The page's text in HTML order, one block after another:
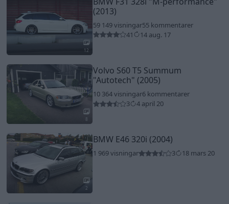
12
(2013)
59 149 visningar55 kommentarer
41
14 aug. 17
8
Volvo S60 T5 Summum
"Autotech" (2005)
10 364 visningar6 kommentarer
3
4 april 20
2
BMW E46 320i (2004)
1 969 visningar 3 18 mars 20